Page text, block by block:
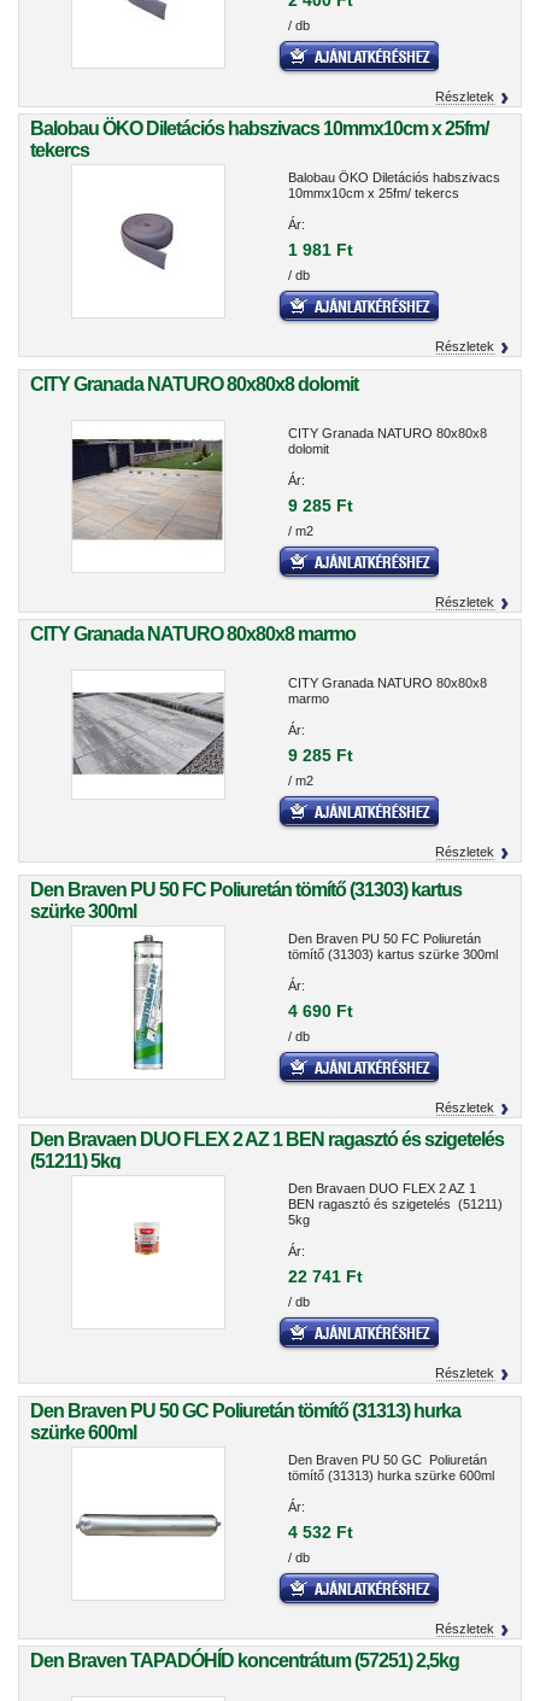
/ db
Részletek
Balobau ÖKO Diletációs habszivacs 10mmx10cm x 25fm/
tekercs
Balobau ÖKO Diletációs habszivacs
10mmx10cm x 25fm/ tekercs
Ár:
1 981 Ft
/ db
Részletek
CITY Granada NATURO 80x80x8 dolomit
CITY Granada NATURO 80x80x8
dolomit
Ár:
9 285 Ft
/ m2
Részletek
CITY Granada NATURO 80x80x8 marmo
CITY Granada NATURO 80x80x8
marmo
Ár:
9 285 Ft
/ m2
Részletek
Den Braven PU 50 FC Poliuretán tömítő (31303) kartus
szürke 300ml
Den Braven PU 50 FC Poliuretán
tömítő (31303) kartus szürke 300ml
Ár:
4 690 Ft
/ db
Részletek
Den Bravaen DUO FLEX 2 AZ 1 BEN ragasztó és szigetelés
(51211) 5kg
Den Bravaen DUO FLEX 2 AZ 1
BEN ragasztó és szigetelés (51211)
5kg
Ár:
22 741 Ft
/ db
Részletek
Den Braven PU 50 GC Poliuretán tömítő (31313) hurka
szürke 600ml
Den Braven PU 50 GC Poliuretán
tömítő (31313) hurka szürke 600ml
Ár:
4 532 Ft
/ db
Részletek
Den Braven TAPADÓHÍD koncentrátum (57251) 2,5kg